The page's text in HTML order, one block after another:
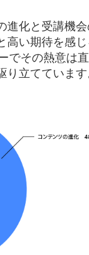
進化と受講機
高い期待を感
でその熱意は
り立てていま